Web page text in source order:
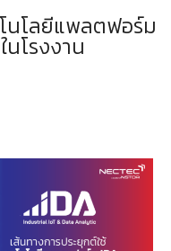
นโลยีแพลตฟอร์ม
นโรงงาน